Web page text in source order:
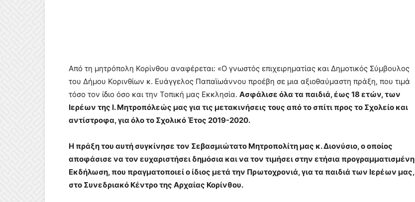
Από τη μητρόπολη Κορίνθου αναφέρεται: «Ο γνωστός επιχειρηματίας και Δημοτικός Σύμβουλος
του Δήμου Κορινθίων κ. Ευάγγελος Παπαϊωάννου προέβη σε μια αξιοθαύμαστη πράξη, που τιμά
τόσο τον ίδιο όσο και την Τοπική μας Εκκλησία. Ασφάλισε όλα τα παιδιά, έως 18 ετών, των
Ιερέων της Ι. Μητροπόλεώς μας για τις μετακινήσεις τους από το σπίτι προς το Σχολείο και
αντίστροφα, για όλο το Σχολικό Έτος 2019-2020.
Η πράξη του αυτή συγκίνησε τον Σεβασμιώτατο Μητροπολίτη μας κ. Διονύσιο, ο οποίος
αποφάσισε να τον ευχαριστήσει δημόσια και να τον τιμήσει στην ετήσια προγραμματισμένη
Εκδήλωση, που πραγματοποιεί ο ίδιος μετά την Πρωτοχρονιά, για τα παιδιά των Ιερέων μας,
στο Συνεδριακό Κέντρο της Αρχαίας Κορίνθου.